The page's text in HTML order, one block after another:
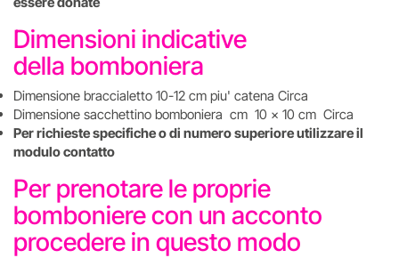
Dimensioni indicative
della bomboniera
Dimensione braccialetto 10-12 cm piu' catena Circa
Dimensione sacchettino bomboniera cm 10 x 10 cm Circa
Per richieste specifiche o di numero superiore utilizzare il
modulo contatto
Per prenotare le proprie
bomboniere con un acconto
procedere in questo modo